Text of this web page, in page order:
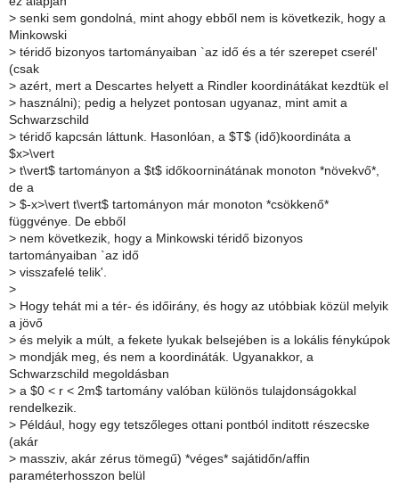
> senki sem gondolná, mint ahogy ebből nem is következik, hogy a
Minkowski
> téridő bizonyos tartományaiban `az idő és a tér szerepet cserél'
(csak
> azért, mert a Descartes helyett a Rindler koordinátákat kezdtük el
> használni); pedig a helyzet pontosan ugyanaz, mint amit a
Schwarzschild
> téridő kapcsán láttunk. Hasonlóan, a $T$ (idő)koordináta a
$x>\vert
> t\vert$ tartományon a $t$ időkoorninátának monoton *növekvő*,
de a
> $-x>\vert t\vert$ tartományon már monoton *csökkenő*
függvénye. De ebből
> nem következik, hogy a Minkowski téridő bizonyos
tartományaiban `az idő
> visszafelé telik'.
>
> Hogy tehát mi a tér- és időirány, és hogy az utóbbiak közül melyik
a jövő
> és melyik a múlt, a fekete lyukak belsejében is a lokális fénykúpok
> mondják meg, és nem a koordináták. Ugyanakkor, a
Schwarzschild megoldásban
> a $0 < r < 2m$ tartomány valóban különös tulajdonságokkal
rendelkezik.
> Például, hogy egy tetszőleges ottani pontból inditott részecske
(akár
> massziv, akár zérus tömegű) *véges* sajátidőn/affin
paraméterhosszon belül